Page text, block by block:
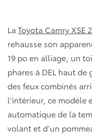
La Toyota Camry XSE
rehausse son
19 po en alliage, un
phares à DEL haut de
des feux combinés
l’intérieur, ce
automatique de la
volant et d’un